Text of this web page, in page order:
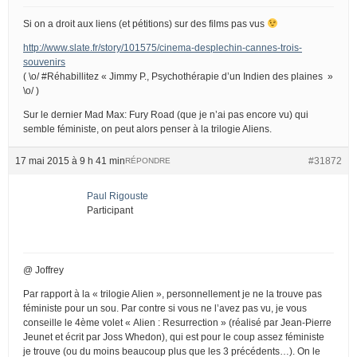
Si on a droit aux liens (et pétitions) sur des films pas vus
http://www.slate.fr/story/101575/cinema-desplechin-cannes-trois-
souvenirs
( \o/ #Réhabillitez « Jimmy P., Psychothérapie d’un Indien des plaines »
\o/ )
Sur le dernier Mad Max: Fury Road (que je n’ai pas encore vu) qui
semble féministe, on peut alors penser à la trilogie Aliens.
17 mai 2015 à 9 h 41 min #31872
RÉPONDRE
Paul Rigouste
Participant
@ Joffrey
Par rapport à la « trilogie Alien », personnellement je ne la trouve pas
féministe pour un sou. Par contre si vous ne l’avez pas vu, je vous
conseille le 4ème volet « Alien : Resurrection » (réalisé par Jean-Pierre
Jeunet et écrit par Joss Whedon), qui est pour le coup assez féministe
je trouve (ou du moins beaucoup plus que les 3 précédents…). On le